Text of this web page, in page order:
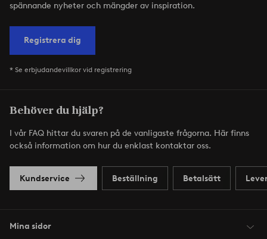
spännande nyheter och mängder av inspiration.
Registrera dig
* Se erbjudandevillkor vid registrering
Behöver du hjälp?
I vår FAQ hittar du svaren på de vanligaste frågorna. Här finns
också information om hur du enklast kontaktar oss.
Kundservice Beställning Betalsätt
Mina sidor